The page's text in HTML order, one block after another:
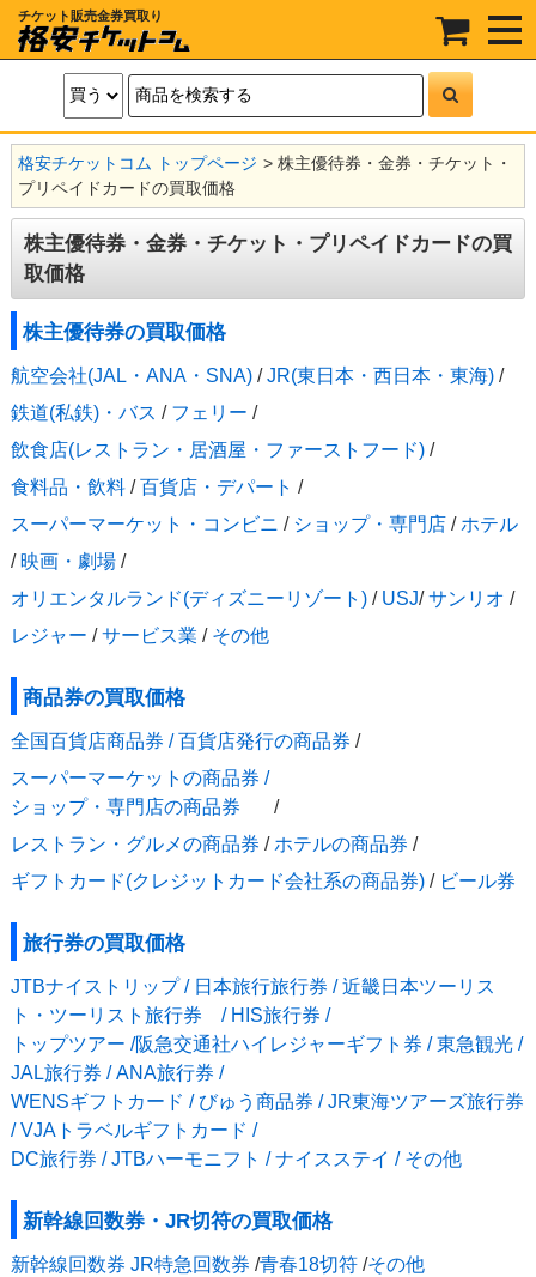
チケット販売金券買取り
t
o
g
n
a
v
a
t
i
格安チケットコム トップページ
株主優待券・金券・チケット・
プリペイドカードの買取価格
株主優待券・金券・チケット・プリペイドカードの買
取価格
株主優待券の買取価格
航空会社(JAL・ANA・SNA)/JR(東日本・西日本・東海)/
鉄道(私鉄)・バス / フェリー /
飲食店(レストラン・居酒屋・ファーストフード)/
食料品・飲料/百貨店・デパート /
スーパーマーケット・コンビニ / ショップ・専門店/ ホテル
/ 映画・劇場/
オリエンタルランド(ディズニーリゾート)/ USJ/サンリオ /
レジャー /サービス業 / その他
商品券の買取価格
全国百貨店商品券 / 百貨店発行の商品券 /
スーパーマーケットの商品券 /
ショップ・専門店の商品券
/
レストラン・グルメの商品券 / ホテルの商品券 /
ギフトカード(クレジットカード会社系の商品券)/ ビール券
旅行券の買取価格
JTBナイストリップ / 日本旅行旅行券 / 近畿日本ツーリス
ト・ツーリスト旅行券 / HIS旅行券 /
トップツアー /阪急交通社ハイレジャーギフト券 / 東急観光 /
JAL旅行券 / ANA旅行券 /
WENSギフトカード / びゅう商品券 / JR東海ツアーズ旅行券
/ VJAトラベルギフトカード /
DC旅行券 / JTBハーモニフト / ナイスステイ / その他
新幹線回数券・JR切符の買取価格
新幹線回数券 JR特急回数券 /青春18切符/その他